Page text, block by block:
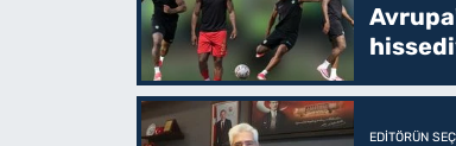
EDITÖRÜN